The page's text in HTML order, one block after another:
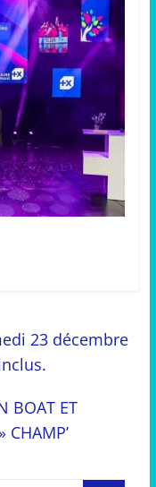
23 décembre
BOAT ET
CHAMP’